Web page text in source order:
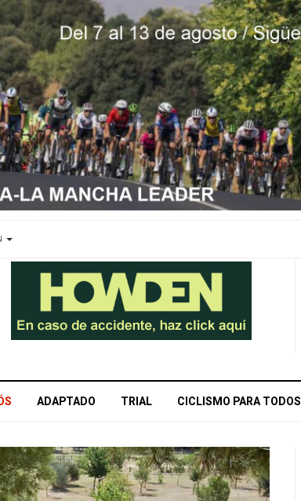
ADAPTADO TRIAL CICLISMO PARA TODOS